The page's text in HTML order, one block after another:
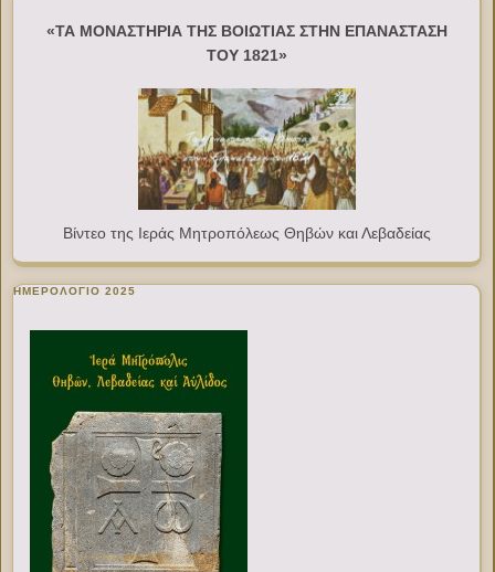
«ΤΑ ΜΟΝΑΣΤΗΡΙΑ ΤΗΣ ΒΟΙΩΤΙΑΣ ΣΤΗΝ ΕΠΑΝΑΣΤΑΣΗ
ΤΟΥ 1821»
Βίντεο της Ιεράς Μητροπόλεως Θηβών και Λεβαδείας
ΗΜΕΡΟΛΟΓΙΟ 2025